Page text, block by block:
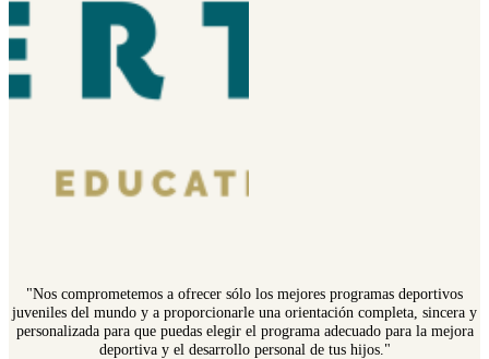
"Nos comprometemos a ofrecer sólo los mejores programas deportivos
juveniles del mundo y a proporcionarle una orientación completa, sincera y
personalizada para que puedas elegir el programa adecuado para la mejora
deportiva y el desarrollo personal de tus hijos."